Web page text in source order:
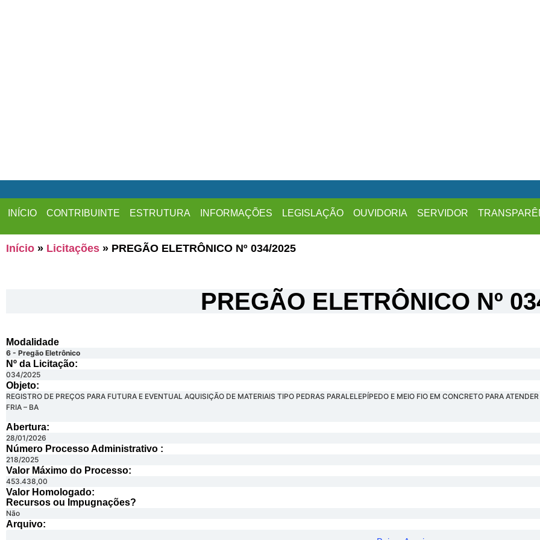
INÍCIO CONTRIBUINTE ESTRUTURA INFORMAÇÕES LEGISLAÇÃO OUVIDORIA SERVIDOR
Início » Licitações » PREGÃO ELETRÔNICO Nº 034/2025
PREGÃO ELETRÔNICO Nº
Modalidade
6 - Pregão Eletrônico
Nº da Licitação: ​​
034/2025
Objeto:
REGISTRO DE PREÇOS PARA FUTURA E EVENTUAL AQUISIÇÃO DE MATERIAIS TIPO PEDRAS PARALELEPÍPEDO E MEIO FIO EM CONCRETO PARA
FRIA – BA
Abertura:
28/01/2026
Número Processo Administrativo :
218/2025
Valor Máximo do Processo: ​
453.438,00
Valor Homologado: ​
Recursos ou Impugnações? ​
Não
Arquivo: